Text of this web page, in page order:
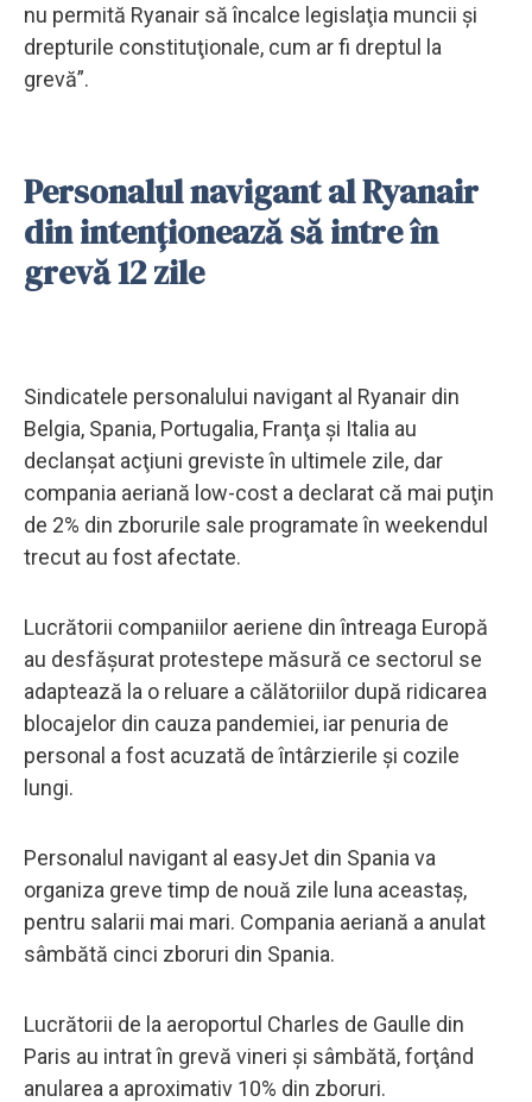
nu permită Ryanair să încalce legislaţia muncii şi
drepturile constituţionale, cum ar fi dreptul la
grevă”.
Personalul navigant al Ryanair
din intenţionează să intre în
grevă 12 zile
Sindicatele personalului navigant al Ryanair din
Belgia, Spania, Portugalia, Franţa şi Italia au
declanşat acţiuni greviste în ultimele zile, dar
compania aeriană low-cost a declarat că mai puţin
de 2% din zborurile sale programate în weekendul
trecut au fost afectate.
Lucrătorii companiilor aeriene din întreaga Europă
au desfăşurat protestepe măsură ce sectorul se
adaptează la o reluare a călătoriilor după ridicarea
blocajelor din cauza pandemiei, iar penuria de
personal a fost acuzată de întârzierile şi cozile
lungi.
Personalul navigant al easyJet din Spania va
organiza greve timp de nouă zile luna aceastaş,
pentru salarii mai mari. Compania aeriană a anulat
sâmbătă cinci zboruri din Spania.
Lucrătorii de la aeroportul Charles de Gaulle din
Paris au intrat în grevă vineri şi sâmbătă, forţând
anularea a aproximativ 10% din zboruri.